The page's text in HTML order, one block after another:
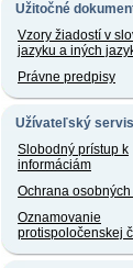
Užitočné
Vzory žiadostí v
jazyku a iných
Právne predpisy
Užívateľský servis
Slobodný prístup k
informáciám
Ochrana
Oznamovanie
protispoločenskej